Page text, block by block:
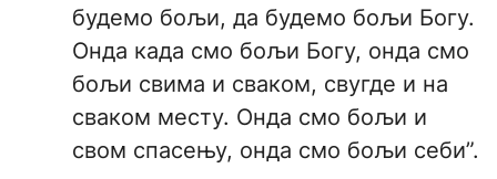
будемо бољи, да будемо бољи Богу.
Онда када смо бољи Богу, онда смо
бољи свима и сваком, свугде и на
сваком месту. Онда смо бољи и
свом спасењу, онда смо бољи себи”.